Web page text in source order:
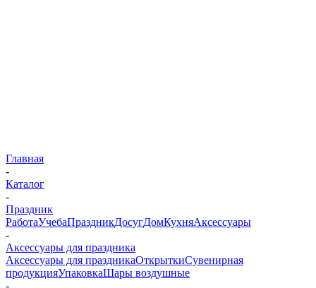
Главная
-
Каталог
-
Праздник
РаботаУчебаПраздникДосугДомКухняАксессуары
-
Аксессуары для праздника
Аксессуары для праздникаОткрыткиСувенирная
продукцияУпаковкаШары воздушные
-